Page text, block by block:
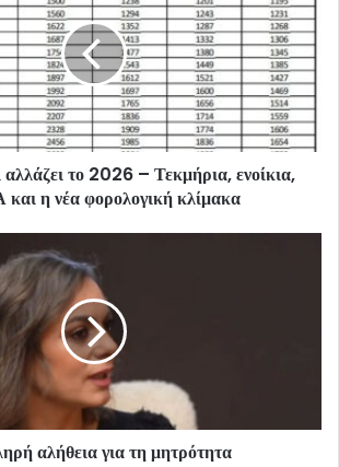
το 2026 – Τεκμήρια, ενοίκια,
η νέα φορολογική κλίμακα
αλήθεια για τη μητρότητα